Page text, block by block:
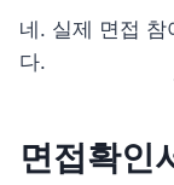
네. 실제 면접 참
다.
면접확인